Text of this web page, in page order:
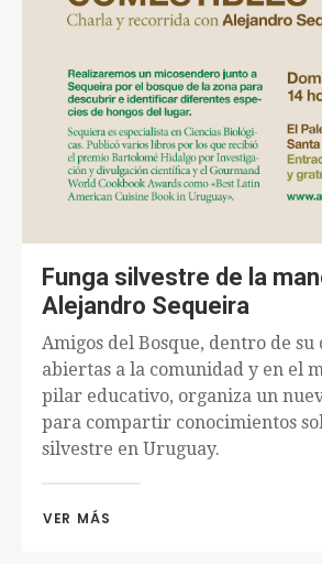
Funga silvestre de la
Alejandro Sequeira
Amigos del Bosque, dentro de su
abiertas a la comunidad y en el
pilar educativo, organiza un
para compartir conocimientos
silvestre en Uruguay.
VER MÁS